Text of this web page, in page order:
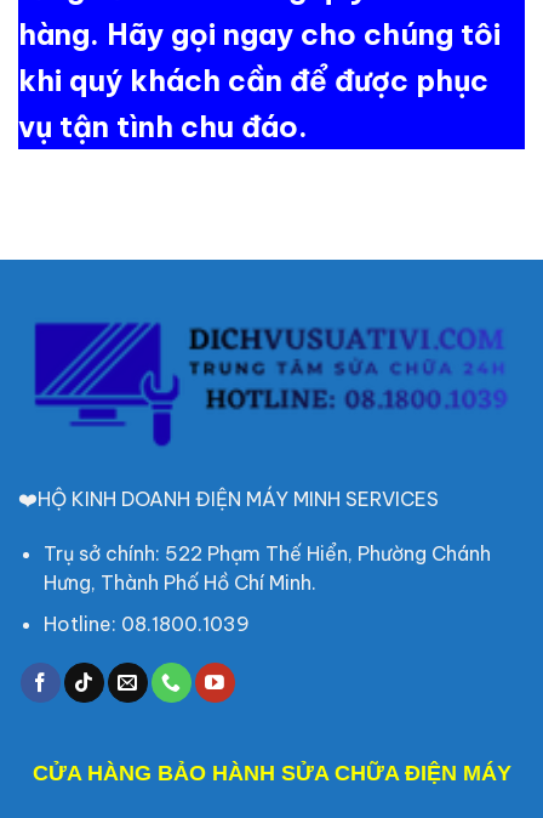
hàng. Hãy gọi ngay cho chúng tôi
khi quý khách cần để được phục
vụ tận tình chu đáo.
❤️HỘ KINH DOANH ĐIỆN MÁY MINH SERVICES
Trụ sở chính: 522 Phạm Thế Hiển, Phường Chánh
Hưng, Thành Phố Hồ Chí Minh.
Hotline: 08.1800.1039
CỬA HÀNG BẢO HÀNH SỬA CHỮA ĐIỆN MÁY